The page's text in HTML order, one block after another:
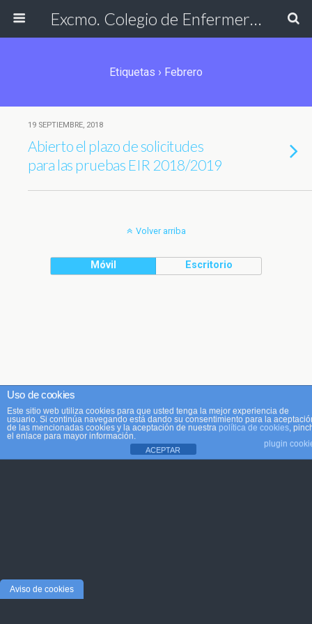
Excmo. Colegio de Enfermería de Cádiz
Etiquetas › Febrero
19 SEPTIEMBRE, 2018
Abierto el plazo de solicitudes
para las pruebas EIR 2018/2019
Volver arriba
Móvil Escritorio
Uso de cookies
Este sitio web utiliza cookies para que usted tenga la mejor experiencia de
usuario. Si continúa navegando está dando su consentimiento para la
de las mencionadas cookies y la aceptación de nuestra política de cookies,
el enlace para mayor información.
plugin
ACEPTAR
Aviso de cookies